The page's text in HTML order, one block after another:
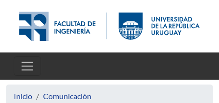
Inicio Comunicación